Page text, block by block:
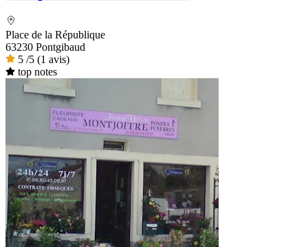
Place de la République
63230 Pontgibaud
5 /5 (1 avis)
top notes